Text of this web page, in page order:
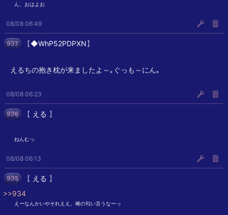
︎︎ ︎︎ん、おはよお
08/08 06:49
937 【◆WhP52PDPXN】
えるちの抱き枕が来ましたよ～｡ぐっも～にん｡
08/08 06:23
936 【 える 】
︎︎ ︎︎ねんむっ
08/08 06:13
935 【 える 】
>>934
︎︎ ︎︎えーなんかいやそれええ。雌の匂い言うなーっ